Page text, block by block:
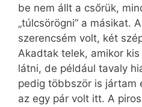
be nem állt a csőrük,
„túlcsörögni” a másikat.
szerencsém volt, két
Akadtak telek, amikor
látni, de például tavaly
pedig többször is jártam
az egy pár volt itt. A